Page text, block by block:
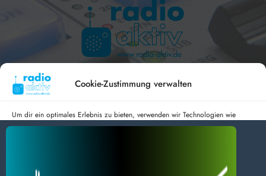
Cookie-Zustimmung verwalten
Um dir ein optimales Erlebnis zu bieten, verwenden wir Technologien wie
Cookies, um Geräteinformationen zu speichern und/oder darauf zuzugreifen.
und Funktionen beeinträchtigt werden.
Hameln 99.3 – Bad Pyrmont 94.8 – Bad Münder 107.2 –
DAB+ 9C